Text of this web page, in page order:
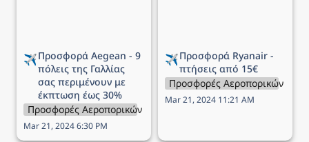
✈️Προσφορά Aegean - 9
πόλεις της Γαλλίας
σας περιμένουν με
έκπτωση έως 30%
Προσφορές Αεροπορικών Εταιρειών
Mar 21, 2024 6:30 PM
✈️Προσφορά Ryanair -
πτήσεις από 15€
Προσφορές Αεροπορικών
Mar 21, 2024 11:21 AM